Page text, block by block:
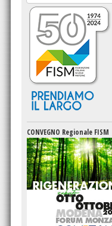
CONVEGNO Regionale FISM